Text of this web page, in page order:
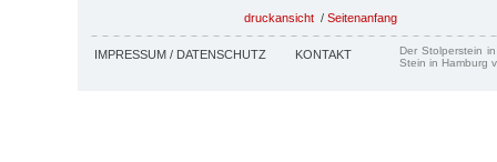
druckansicht / Seitenanfang
IMPRESSUM / DATENSCHUTZ KONTAKT
Der Stolperstein
Stein in Hamburg